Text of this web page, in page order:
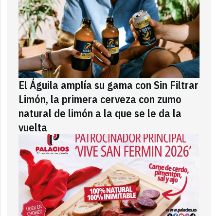
El Águila amplía su gama con Sin Filtrar
Limón, la primera cerveza con zumo
natural de limón a la que se le da la
vuelta